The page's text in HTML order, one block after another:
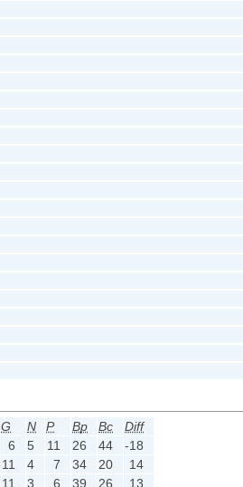
G N P Bp Bc
Diff
6 5 11 26 44
-18
11 4 7 34 20
14
11 3 6 39 26
13